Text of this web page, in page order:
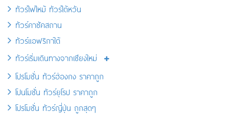
ทัวร์ไฟไหม้ ทัวร์ไต้หวัน
ทัวร์คาซัคสถาน
ทัวร์แอฟริกาใต้
ทัวร์เริ่มเดินทางจากเชียงใหม่
โปรโมชั่น ทัวร์ฮ่องกง ราคาถูก
โปนโมชั่น ทัวร์ยุโรป ราคาถูก
โปรโมชั่น ทัวร์ญี่ปุ่น ถูกสุดๆ